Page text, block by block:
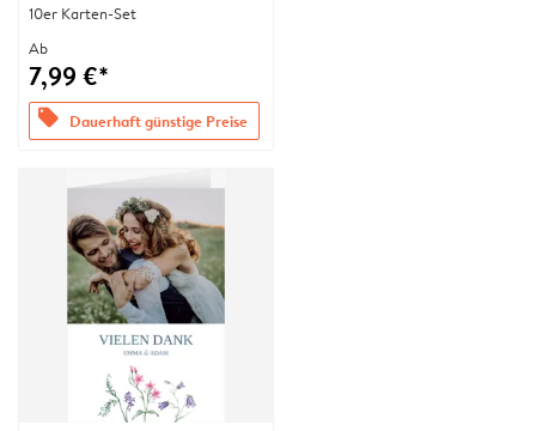
10er Karten-Set
Ab
7,99 €*
offers Dauerhaft günstige Preise